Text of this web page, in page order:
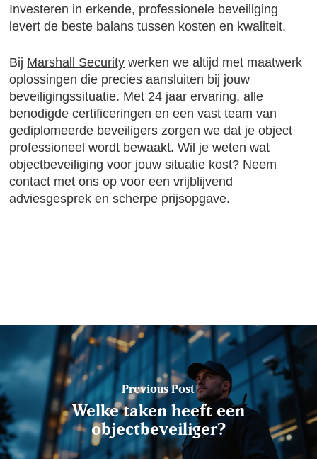
Investeren in erkende, professionele beveiliging
levert de beste balans tussen kosten en kwaliteit.
Bij Marshall Security werken we altijd met maatwerk
oplossingen die precies aansluiten bij jouw
beveiligingssituatie. Met 24 jaar ervaring, alle
benodigde certificeringen en een vast team van
gediplomeerde beveiligers zorgen we dat je object
professioneel wordt bewaakt. Wil je weten wat
objectbeveiliging voor jouw situatie kost? Neem
contact met ons op voor een vrijblijvend
adviesgesprek en scherpe prijsopgave.
Previous Post
Welke taken heeft een
objectbeveiliger?